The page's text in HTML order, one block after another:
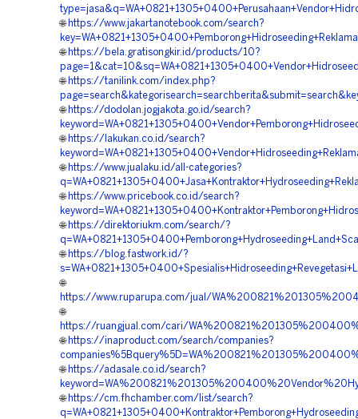
🌐 https://www.jakartanotebook.com/search?
🌐 https://bela.gratisongkir.id/products/10?
🌐 https://tanilink.com/index.php?
🌐 https://dodolan.jogjakota.go.id/search?
🌐 https://lakukan.co.id/search?
🌐 https://www.jualaku.id/all-categories?
🌐 https://www.pricebook.co.id/search?
🌐 https://direktoriukm.com/search/?
🌐 https://blog.fastwork.id/?
🌐
https://www.ruparupa.com/jual/
🌐
https://ruangjual.com/cari/
🌐 https://inaproduct.com/search/companies?
🌐 https://adasale.co.id/search?
🌐 https://cm.fhchamber.com/list/search?